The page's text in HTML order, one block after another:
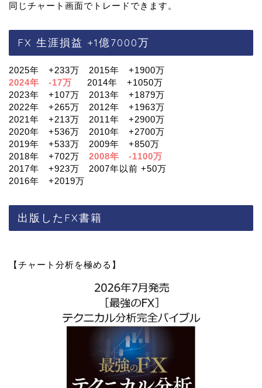
同じチャート画面でトレードできます。
FX 生涯損益 +1億7000万
2025年 +233万 2015年 +1900万
2024年 -17万
2014年 +1050万
2023年 +107万 2013年 +1879万
2022年 +265万 2012年 +1963万
2021年 +213万 2011年 +2900万
2020年 +536万 2010年 +2700万
2019年 +533万 2009年 +850万
2018年 +702万 2008年 -1100万
2017年 +923万 2007年以前 +50万
2016年 +2019万
出版したFX書籍
【チャート分析を極める】